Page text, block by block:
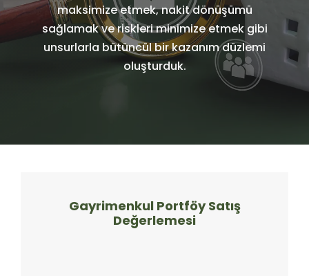
maksimize etmek, nakit dönüşümü
sağlamak ve riskleri minimize etmek gibi
unsurlarla bütüncül bir kazanım düzlemi
oluşturduk.
Gayrimenkul Portföy Satış
Değerlemesi